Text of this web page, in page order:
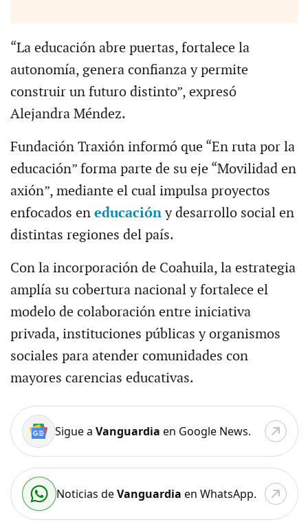
“La educación abre puertas, fortalece la
autonomía, genera confianza y permite
construir un futuro distinto”, expresó
Alejandra Méndez.
Fundación Traxión informó que “En ruta por la
educación” forma parte de su eje “Movilidad en
axión”, mediante el cual impulsa proyectos
enfocados en educacióny desarrollo social en
distintas regiones del país.
Con la incorporación de Coahuila, la estrategia
amplía su cobertura nacional y fortalece el
modelo de colaboración entre iniciativa
privada, instituciones públicas y organismos
sociales para atender comunidades con
mayores carencias educativas.
Sigue a Vanguardia en Google News.
Noticias deVanguardia en WhatsApp.